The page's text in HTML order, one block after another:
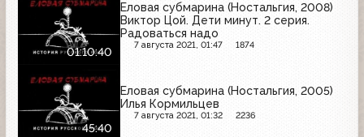
01:10:40
Еловая субмарина (Ностальгия, 2008)
Виктор Цой. Дети минут. 2 серия.
Радоваться надо
7 августа 2021, 01:47 1874
45:40
Еловая субмарина (Ностальгия, 2005)
Илья Кормильцев
7 августа 2021, 01:32 2236